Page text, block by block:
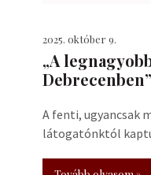
2025. október 9.
„A
Debrecenben”
A fenti, ugyancsak
látogatónktól